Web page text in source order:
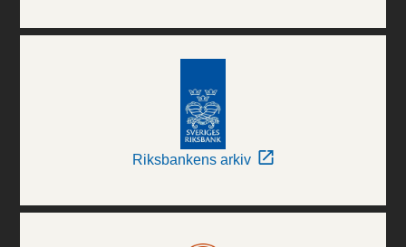
Riksbankens arkiv